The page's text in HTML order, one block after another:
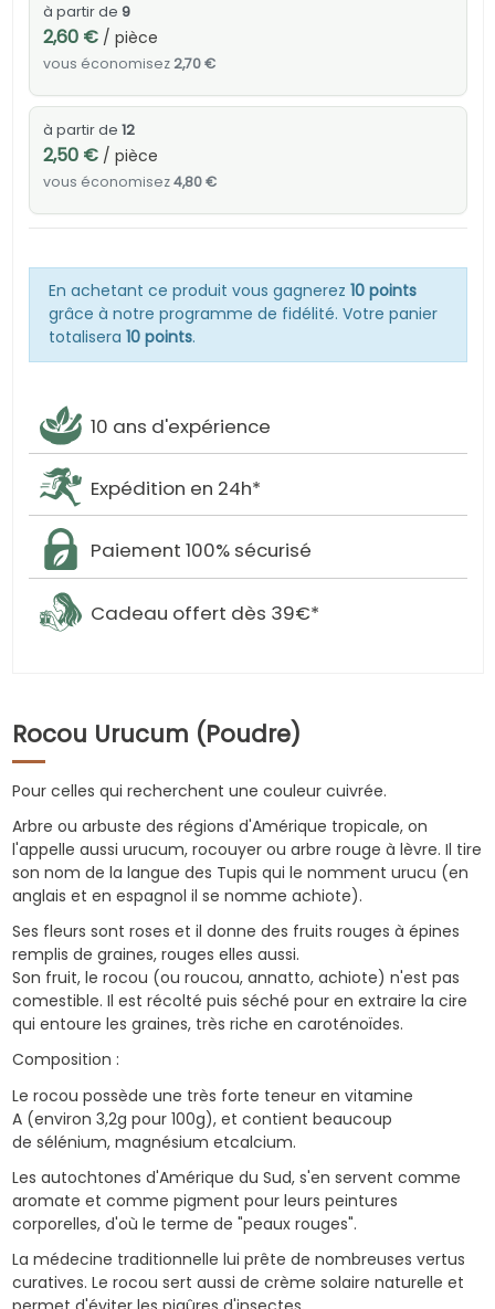
à partir de 9
2,60 €/ pièce
vous économisez2,70 €
à partir de 12
2,50 €/ pièce
vous économisez4,80 €
En achetant ce produit vous gagnerez 10 points
grâce à notre programme de fidélité. Votre panier
totalisera 10 points.
10 ans d'expérience
Expédition en 24h*
Paiement 100% sécurisé
Cadeau offert dès 39€*
Rocou Urucum (Poudre)
Pour celles qui recherchent une couleur cuivrée.
Arbre ou arbuste des régions d'Amérique tropicale, on
l'appelle aussi urucum, rocouyer ou arbre rouge à lèvre. Il tire
son nom de la langue des Tupis qui le nomment urucu (en
anglais et en espagnol il se nomme achiote).
Ses fleurs sont roses et il donne des fruits rouges à épines
remplis de graines, rouges elles aussi.
Son fruit, le rocou (ou roucou, annatto, achiote) n'est pas
comestible. Il est récolté puis séché pour en extraire la cire
qui entoure les graines, très riche en caroténoïdes.
Composition :
Le rocou possède une très forte teneur en vitamine
A (environ 3,2g pour 100g), et contient beaucoup
de sélénium, magnésium etcalcium.
Les autochtones d'Amérique du Sud, s'en servent comme
aromate et comme pigment pour leurs peintures
corporelles, d'où le terme de "peaux rouges".
La médecine traditionnelle lui prête de nombreuses vertus
curatives. Le rocou sert aussi de crème solaire naturelle et